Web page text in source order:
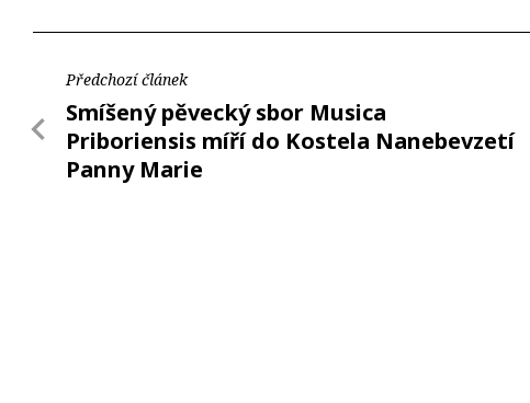
Předchozí článek
Smíšený pěvecký sbor Musica
Priboriensis míří do Kostela Nanebevzetí
Panny Marie